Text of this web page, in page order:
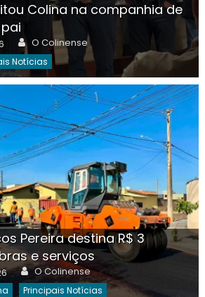
Colina na companhia de
Author
O Colinense
Notícias
Pereira destina R$ 3
e serviços
Author
O Colinense
Principais Notícias